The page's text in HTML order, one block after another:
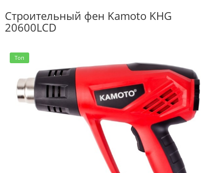
Строительный фен Kamoto KHG
20600LCD
Топ